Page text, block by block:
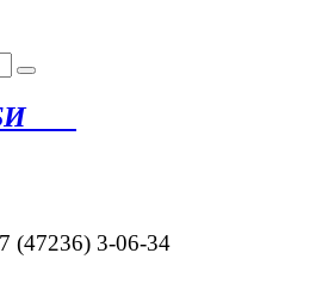
(47236) 3-06-34